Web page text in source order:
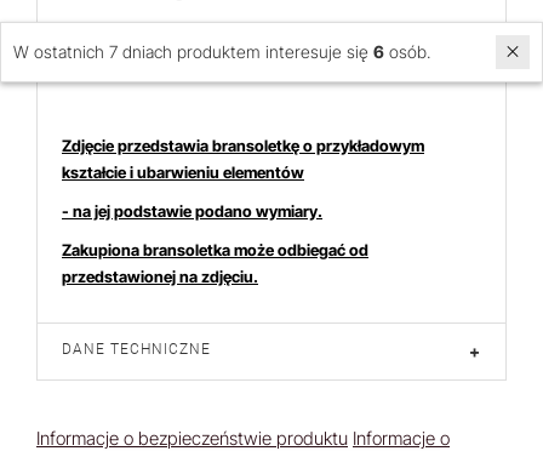
Możliwa nieznaczna różnica koloru
Cena dotyczy 1 bransoletki
Zdjęcie przedstawia bransoletkę o przykładowym
kształcie i ubarwieniu elementów
- na jej podstawie podano wymiary.
Zakupiona bransoletka może odbiegać od
przedstawionej na zdjęciu.
DANE TECHNICZNE +
Informacje o bezpieczeństwie produktu Informacje o
W ostatnich 7 dniach produktem interesuje się 6 osób.